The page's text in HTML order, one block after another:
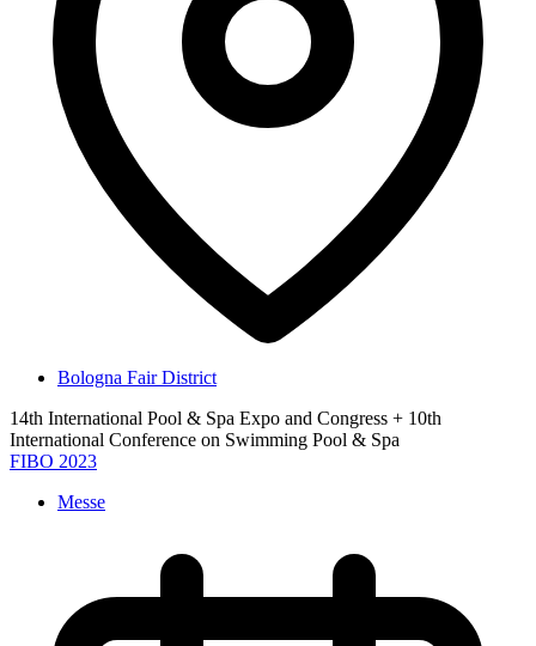
Bologna Fair District
14th International Pool & Spa Expo and Congress + 10th
International Conference on Swimming Pool & Spa
FIBO 2023
Messe